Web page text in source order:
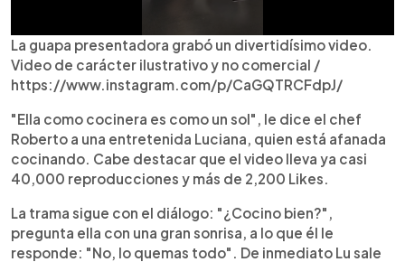
La guapa presentadora grabó un divertidísimo video.
Video de carácter ilustrativo y no comercial /
https://www.instagram.com/p/CaGQTRCFdpJ/
"Ella como cocinera es como un sol", le dice el chef
Roberto a una entretenida Luciana, quien está afanada
cocinando. Cabe destacar que el video lleva ya casi
40,000 reproducciones y más de 2,200 Likes.
La trama sigue con el diálogo: "¿Cocino bien?",
pregunta ella con una gran sonrisa, a lo que él le
responde: "No, lo quemas todo". De inmediato Lu sale